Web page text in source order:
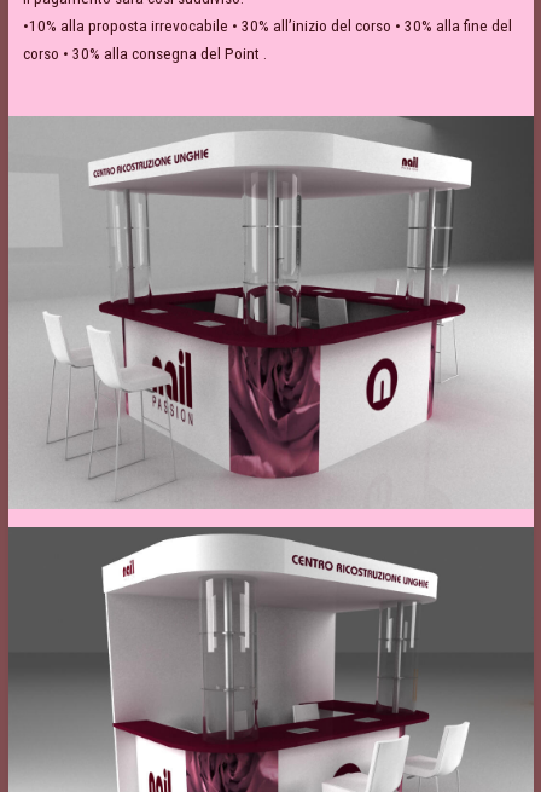
•10% alla proposta irrevocabile • 30% all’inizio del corso • 30% alla fine del
corso • 30% alla consegna del Point .